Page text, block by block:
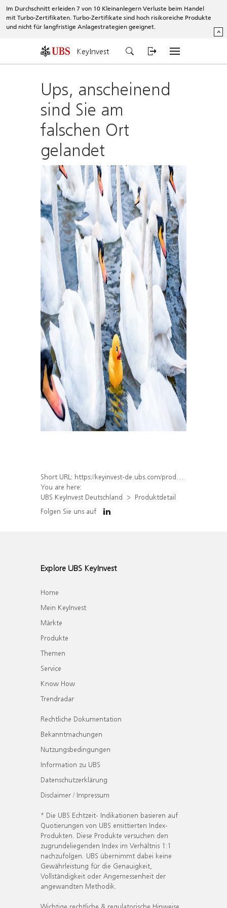
Im Durchschnitt erleiden 7 von 10 Kleinanlegern Verluste beim Handel
mit Turbo-Zertifikaten. Turbo-Zertifikate sind hoch risikoreiche Produkte
und nicht für langfristige Anlagestrategien geeignet.
^
KeyInvest
Ups, anscheinend
sind Sie am
falschen Ort
gelandet
Short URL: https://keyinvest-de.ubs.com/produkt/detail/index/isin/DE000WA6N5T6
You are here:
UBS KeyInvest Deutschland
Produktdetail
Folgen Sie uns auf
Explore UBS KeyInvest
Home
Mein KeyInvest
Märkte
Produkte
Themen
Service
Know How
Trendradar
Rechtliche Dokumentation
Bekanntmachungen
Nutzungsbedingungen
Information zu UBS
Datenschutzerklärung
Disclaimer / Impressum
* Die UBS Echtzeit- Indikationen basieren auf
Quotierungen von UBS emittierten Index-
Produkten. Diese Produkte versuchen den
zugrundeliegenden Index im Verhältnis 1:1
nachzufolgen. UBS übernimmt dabei keine
Gewährleistung für die Genauigkeit,
Vollständigkeit oder Angemessenheit der
angewandten Methodik.